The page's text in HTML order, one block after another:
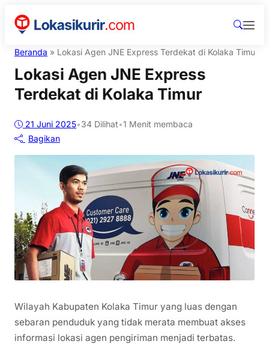
Beranda » Lokasi Agen JNE Express Terdekat di Kolaka Timur
Lokasi Agen JNE Express
Terdekat di Kolaka Timur
21 Juni 2025•34 Dilihat•1 Menit membaca
Bagikan
Wilayah Kabupaten Kolaka Timur yang luas dengan
sebaran penduduk yang tidak merata membuat akses
informasi lokasi agen pengiriman menjadi terbatas.